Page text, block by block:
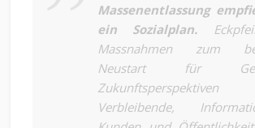
Massenentlassung
ein Sozialplan.
Massnahmen zum
Neustart für
Verbleibende,